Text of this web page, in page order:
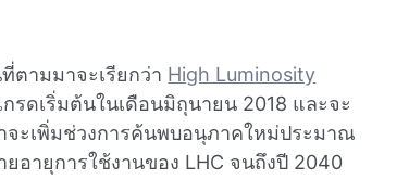
ตามมาจะเรียกว่า High Luminosity
กรดเริ่มต้นในเดือนมิถุนายน 2018 และจะ
จะเพิ่มช่วงการค้นพบอนุภาคใหม่ประมาณ
อายุการใช้งานของ LHC จนถึงปี 2040